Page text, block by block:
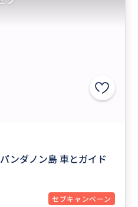
ンダノン島 車とガイド
セブキャンペーン